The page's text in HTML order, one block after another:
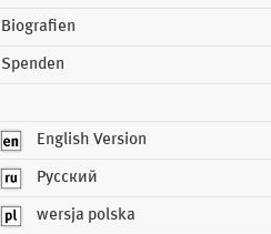
Biografien
Spenden
English Version
Русский
wersja polska